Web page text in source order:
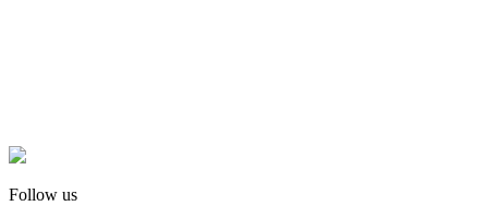
Follow us